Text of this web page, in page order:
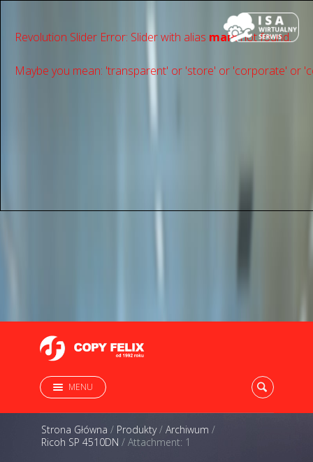
Revolution Slider Error: Slider with alias mainnot found.
Maybe you mean: 'transparent' or 'store' or 'сorporate' or
MENU
Strona Główna / Produkty/ Archiwum /
Ricoh SP 4510DN / Attachment: 1